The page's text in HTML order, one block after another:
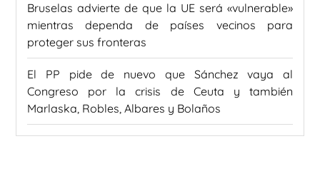
Bruselas advierte de que la UE será «vulnerable»
mientras dependa de países vecinos para
proteger sus fronteras
El PP pide de nuevo que Sánchez vaya al
Congreso por la crisis de Ceuta y también
Marlaska, Robles, Albares y Bolaños